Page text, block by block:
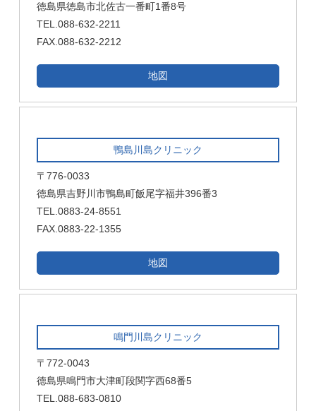
徳島県徳島市北佐古一番町1番8号
TEL.088-632-2211
FAX.088-632-2212
地図
鴨島川島クリニック
〒776-0033
徳島県吉野川市鴨島町飯尾字福井396番3
TEL.0883-24-8551
FAX.0883-22-1355
地図
鳴門川島クリニック
〒772-0043
徳島県鳴門市大津町段関字西68番5
TEL.088-683-0810